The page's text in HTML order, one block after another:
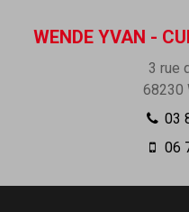
WENDE YVAN -
3 rue
68230
03
06